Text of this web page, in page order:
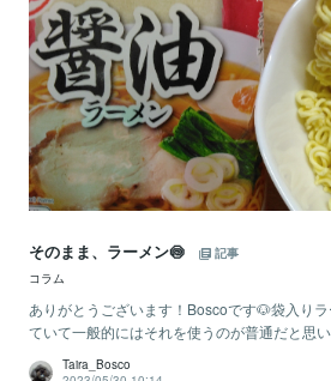
そのまま、ラーメン🍥
記事
コラム
ありがとうございます！Boscoです🐶袋入り
ていて一般的にはそれを使うのが普通だと思
Taira_Bosco